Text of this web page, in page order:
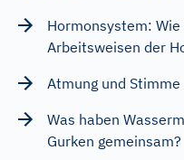
Hormonsystem:
Arbeitsweisen der
Atmung und
Was haben
Gurken gemeinsam?